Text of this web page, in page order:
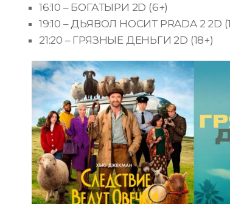
16:10 – БОГАТЫРИ 2D (6+)
19:10 – ДЬЯВОЛ НОСИТ PRADA 2 2D
21:20 – ГРЯЗНЫЕ ДЕНЬГИ 2D (18+)